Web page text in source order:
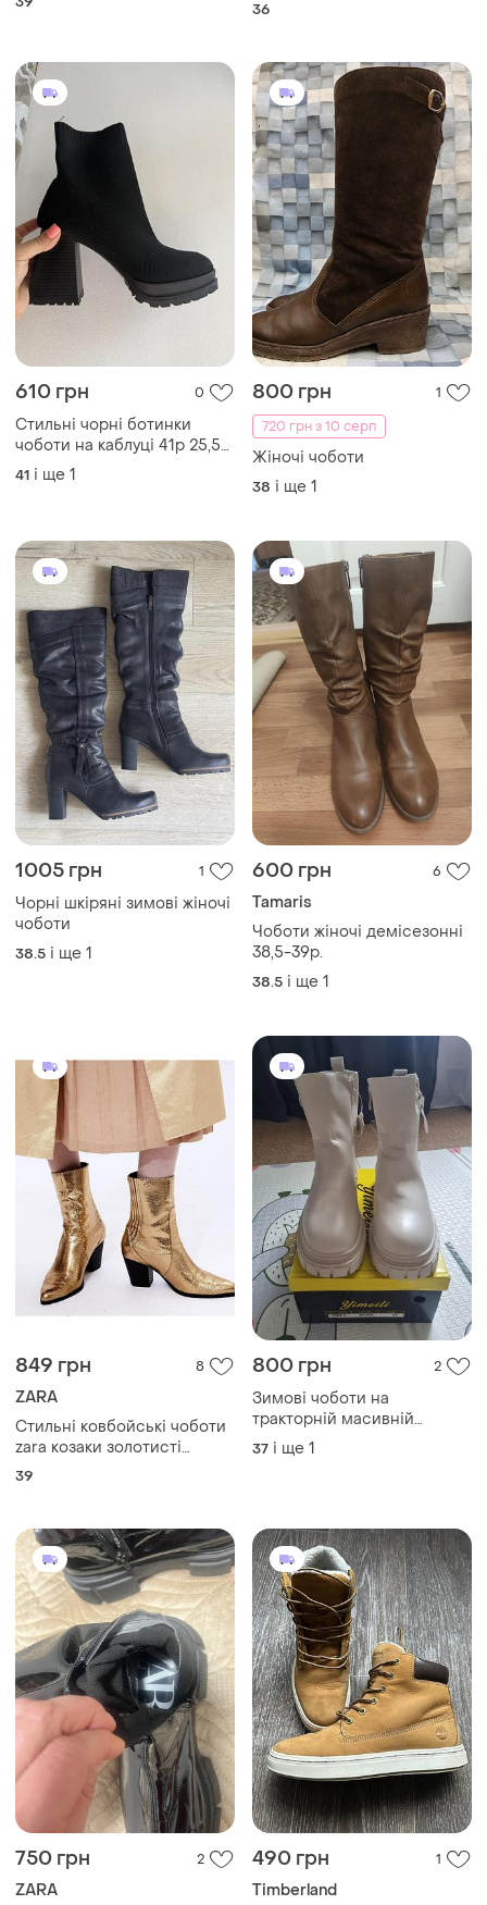
36
610 грн 0
Стильні чорні ботинки
чоботи на каблуці 41р 25,5
см
41 і ще 1
800 грн
1
720 грн з 10 серп
Жіночі чоботи
38 і ще 1
1005 грн 1
Чорні шкіряні зимові жіночі
чоботи
38.5 і ще 1
600 грн 6
Tamaris
Чоботи жіночі демісезонні
38,5-39р.
38.5 і ще 1
849 грн 8
ZARA
Стильні ковбойські чоботи
zara козаки золотисті
розмір 38-39
39
800 грн 2
Зимові чоботи на
тракторній масивній
подошві
37 і ще 1
750 грн 2
ZARA
490 грн 1
Timberland